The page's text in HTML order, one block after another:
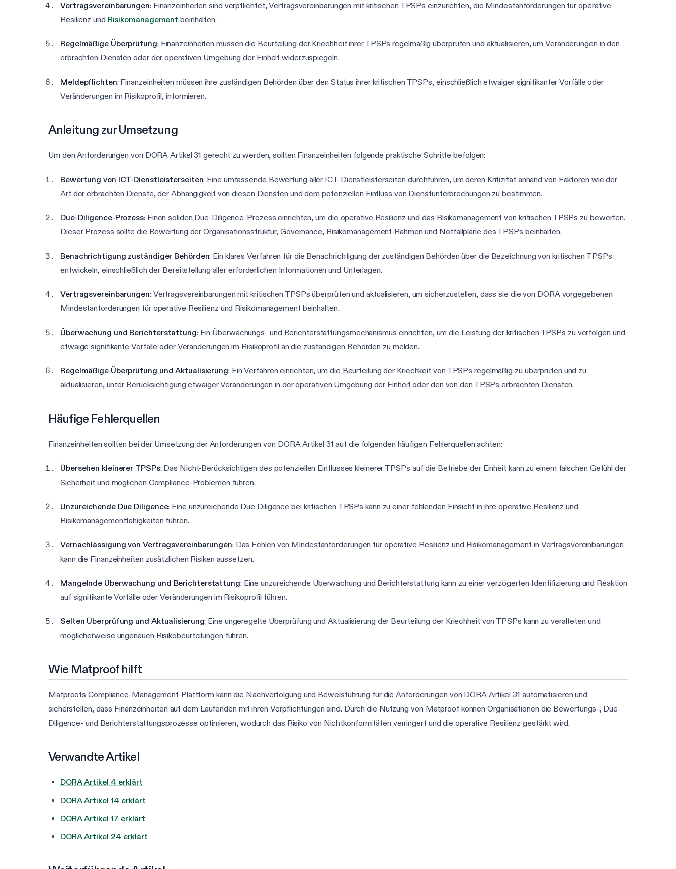
Vertragsvereinbarungen: Finanzeinheiten sind verpflichtet, Vertragsvereinbarungen mit kritischen TPSPs einzurichten, die Mindestanforderungen für operative
Resilienz und Risikomanagement beinhalten.
Regelmäßige Überprüfung: Finanzeinheiten müssen die Beurteilung der Kriechheit ihrer TPSPs regelmäßig überprüfen und aktualisieren, um Veränderungen in den
erbrachten Diensten oder der operativen Umgebung der Einheit widerzuspiegeln.
Meldepflichten: Finanzeinheiten müssen ihre zuständigen Behörden über den Status ihrer kritischen TPSPs, einschließlich etwaiger signifikanter Vorfälle oder
Veränderungen im Risikoprofil, informieren.
Anleitung zur Umsetzung
Um den Anforderungen von DORA Artikel 31 gerecht zu werden, sollten Finanzeinheiten folgende praktische Schritte befolgen:
Bewertung von ICT-Dienstleisterseiten: Eine umfassende Bewertung aller ICT-Dienstleisterseiten durchführen, um deren Kritizität anhand von Faktoren wie der
Art der erbrachten Dienste, der Abhängigkeit von diesen Diensten und dem potenziellen Einfluss von Dienstunterbrechungen zu bestimmen.
Due-Diligence-Prozess: Einen soliden Due-Diligence-Prozess einrichten, um die operative Resilienz und das Risikomanagement von kritischen TPSPs zu bewerten.
Dieser Prozess sollte die Bewertung der Organisationsstruktur, Governance, Risikomanagement-Rahmen und Notfallpläne des TPSPs beinhalten.
Benachrichtigung zuständiger Behörden: Ein klares Verfahren für die Benachrichtigung der zuständigen Behörden über die Bezeichnung von kritischen TPSPs
entwickeln, einschließlich der Bereitstellung aller erforderlichen Informationen und Unterlagen.
Vertragsvereinbarungen: Vertragsvereinbarungen mit kritischen TPSPs überprüfen und aktualisieren, um sicherzustellen, dass sie die von DORA vorgegebenen
Mindestanforderungen für operative Resilienz und Risikomanagement beinhalten.
Überwachung und Berichterstattung: Ein Überwachungs- und Berichterstattungsmechanismus einrichten, um die Leistung der kritischen TPSPs zu verfolgen und
etwaige signifikante Vorfälle oder Veränderungen im Risikoprofil an die zuständigen Behörden zu melden.
Regelmäßige Überprüfung und Aktualisierung: Ein Verfahren einrichten, um die Beurteilung der Kriechkeit von TPSPs regelmäßig zu überprüfen und zu
aktualisieren, unter Berücksichtigung etwaiger Veränderungen in der operativen Umgebung der Einheit oder den von den TPSPs erbrachten Diensten.
Häufige Fehlerquellen
Finanzeinheiten sollten bei der Umsetzung der Anforderungen von DORA Artikel 31 auf die folgenden häufigen Fehlerquellen achten:
Übersehen kleinerer TPSPs: Das Nicht-Berücksichtigen des potenziellen Einflusses kleinerer TPSPs auf die Betriebe der Einheit kann zu einem falschen Gefühl der
Sicherheit und möglichen Compliance-Problemen führen.
Unzureichende Due Diligence: Eine unzureichende Due Diligence bei kritischen TPSPs kann zu einer fehlenden Einsicht in ihre operative Resilienz und
Risikomanagementfähigkeiten führen.
Vernachlässigung von Vertragsvereinbarungen: Das Fehlen von Mindestanforderungen für operative Resilienz und Risikomanagement in Vertragsvereinbarungen
kann die Finanzeinheiten zusätzlichen Risiken aussetzen.
Mangelnde Überwachung und Berichterstattung: Eine unzureichende Überwachung und Berichterstattung kann zu einer verzögerten Identifizierung und Reaktion
auf signifikante Vorfälle oder Veränderungen im Risikoprofil führen.
Selten Überprüfung und Aktualisierung: Eine ungeregelte Überprüfung und Aktualisierung der Beurteilung der Kriechheit von TPSPs kann zu veralteten und
möglicherweise ungenauen Risikobeurteilungen führen.
Wie Matproof hilft
Matproofs Compliance-Management-Plattform kann die Nachverfolgung und Beweisführung für die Anforderungen von DORA Artikel 31 automatisieren und
sicherstellen, dass Finanzeinheiten auf dem Laufenden mit ihren Verpflichtungen sind. Durch die Nutzung von Matproof können Organisationen die Bewertungs-, Due-
Diligence- und Berichterstattungsprozesse optimieren, wodurch das Risiko von Nichtkonformitäten verringert und die operative Resilienz gestärkt wird.
Verwandte Artikel
DORA Artikel 4 erklärt
DORA Artikel 14 erklärt
DORA Artikel 17 erklärt
DORA Artikel 24 erklärt